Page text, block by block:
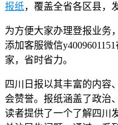
报纸，覆盖全省各区县，
为方便大家办理登报业务
添加客服微信
家，省时省力。
四川日报以其丰富的内容
会赞誉。报纸涵盖了政治
读者提供了一个了解四川